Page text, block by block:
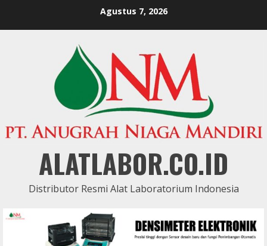
Agustus 7, 2026
ALATLABOR.CO.ID
Distributor Resmi Alat Laboratorium Indonesia